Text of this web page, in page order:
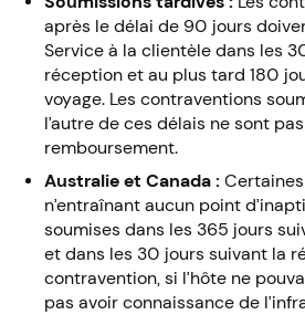
après le délai de 90 jours
Service à la clientèle dans les
réception et au plus tard 180
voyage. Les contraventions
l’autre de ces délais ne sont
remboursement.
Australie et Canada :
n’entraînant aucun point
soumises dans les 365 jours
et dans les 30 jours suivant la
contravention, si l’hôte ne
pas avoir connaissance de